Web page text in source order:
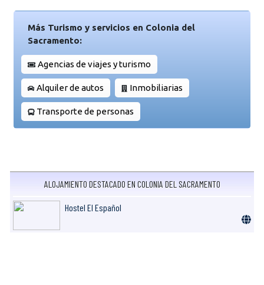
Más Turismo y servicios en Colonia del
Sacramento:
Agencias de viajes y turismo
Alquiler de autos Inmobiliarias
Transporte de personas
ALOJAMIENTO DESTACADO EN COLONIA DEL SACRAMENTO
Hostel El Español